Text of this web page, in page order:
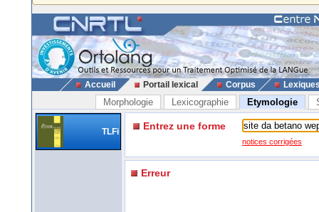
Accueil Portail lexical Corpus
Morphologie Lexicographie Etymologie
TLFi Entrez une forme
notices corrigées
Erreur